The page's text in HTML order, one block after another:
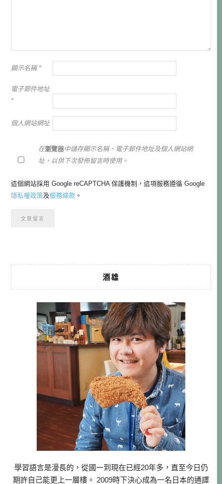
顯示名稱 *
電子郵件地址
*
個人網站網址
在瀏覽器中儲存顯示名稱、電子郵件地址及個人網站網
址，以供下次發佈留言時使用。
這個網站採用 Google reCAPTCHA 保護機制，這項服務遵循 Google
隱私權政策及服務條款 。
酒雄
學習語言是漫長的，從國一到現在已經20年多，直至今日仍
期許自己能更上一層樓。 2009時下決心成為一名日本的通譯